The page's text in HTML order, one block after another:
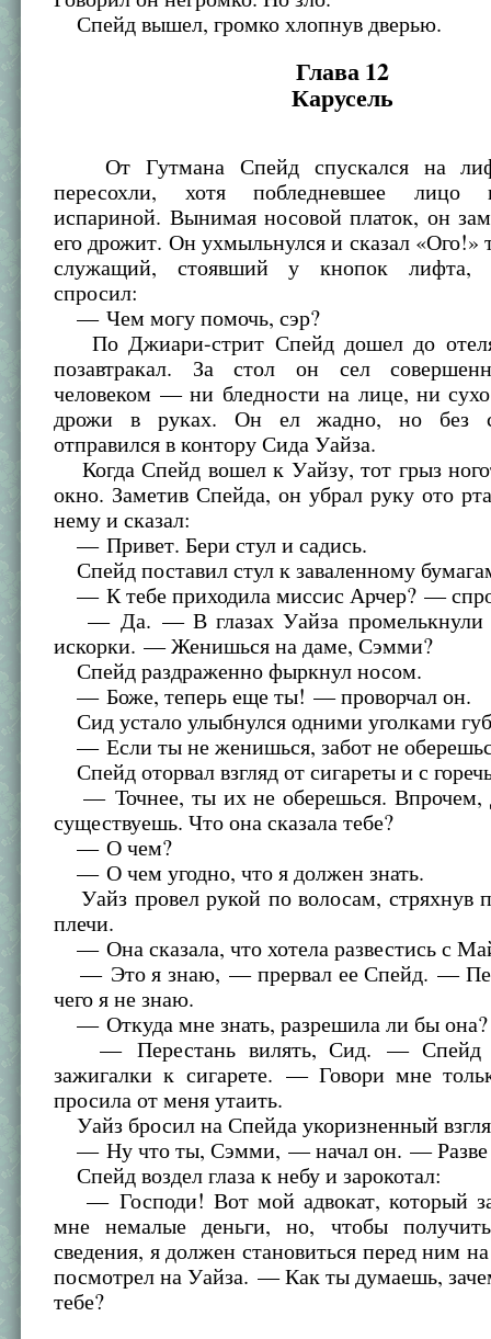
Спейд вышел, громко хлопнув дверью.
Глава 12
Карусель
От Гутмана Спейд спускался на
пересохли, хотя побледневшее лицо
испариной. Вынимая носовой платок, он
его дрожит. Он ухмыльнулся и сказал «Ого!»
служащий, стоявший у кнопок лифта,
спросил:
— Чем могу помочь, сэр?
По Джиари-стрит Спейд дошел до
позавтракал. За стол он сел
человеком — ни бледности на лице, ни
дрожи в руках. Он ел жадно, но без
отправился в контору Сида Уайза.
Когда Спейд вошел к Уайзу, тот грыз
окно. Заметив Спейда, он убрал руку ото
нему и сказал:
— Привет. Бери стул и садись.
Спейд поставил стул к заваленному
— К тебе приходила миссис Арчер? —
— Да. — В глазах Уайза промелькнули
искорки. — Женишься на даме, Сэмми?
Спейд раздраженно фыркнул носом.
— Боже, теперь еще ты! — проворчал он.
Сид устало улыбнулся одними уголками
— Если ты не женишься, забот не
Спейд оторвал взгляд от сигареты и с
— Точнее, ты их не оберешься. Впрочем,
существуешь. Что она сказала тебе?
— О чем?
— О чем угодно, что я должен знать.
Уайз провел рукой по волосам, стряхнув
плечи.
— Она сказала, что хотела развестись с
— Это я знаю, — прервал ее Спейд. —
чего я не знаю.
— Откуда мне знать, разрешила ли бы она?
— Перестань вилять, Сид. — Спейд
зажигалки к сигарете. — Говори мне
просила от меня утаить.
Уайз бросил на Спейда укоризненный
— Ну что ты, Сэмми, — начал он. — Разве
Спейд воздел глаза к небу и зарокотал:
— Господи! Вот мой адвокат, который
мне немалые деньги, но, чтобы
сведения, я должен становиться перед ним
посмотрел на Уайза. — Как ты думаешь,
тебе?